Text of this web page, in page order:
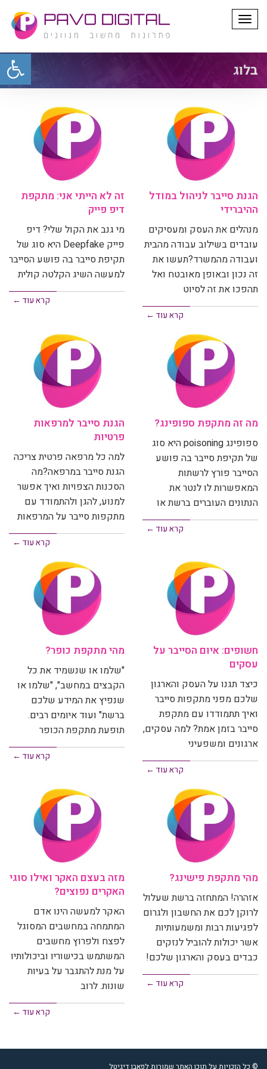
פתח
תפריט
בלוג
הגנת סייבר לניהול במודל
ההיברידי
מנהלים את העסק ומעסיקים
עובדים בשילוב עבודה מהבית
ועבודה מהמשרד?תעשו את
זה נכון ובאופן מאובטח ואל
תהפכו את זה לסיוט
קרא עוד ←
‏זה לא הייתי אני: מתקפת
דיפ פייק
מי גנב את הקול שלי? דיפ
פייק Deepfake היא סוג של
תקיפת סייבר בה פושע הסייבר
למעשה השיג הקלטה קולית
קרא עוד ←
מה זה מתקפת ספופינג?
ספופינג poisoning היא סוג
של תקיפת סייבר בה פושע
הסייבר פורץ לרשתות
המאפשרות לו לנטר את
הנתונים העוברים ברשת או
קרא עוד ←
הגנת סייבר למרפאות
פרטיות
למה כל מרפאה פרטית צריכה
הגנת סייבר במרפאה?מה
הסכנות הצפויות ואיך אפשר
למנוע, להגן ולהתמודד עם
מתקפות סייבר על המרפאות
קרא עוד ←
חשופים: איום הסייבר על
עסקים
כיצד תגנו על העסק והארגון
שלכם מפני מתקפות סייבר
ואיך תתמודדו עם מתקפת
סייבר בזמן אמת? למה עסקים,
ארגונים ומשפעיני
קרא עוד ←
מהי מתקפת כופר?
"שלמו או שנשמיד את כל
הקבצים במחשב", "שלמו או
שנפיץ את המידע שלכם
ברשת" ועוד איומים רבים.
תופעת מתקפת הכופר
קרא עוד ←
מהי מתקפת פישינג?
אזהרה! המתחזה ברשת שעלול
לרוקן לכם את החשבון ולגרום
לפגיעות רבות ומשמעותיות
אשר יכולות להוביל לנזקים
כבדים בעסק והארגון שלכם!
קרא עוד ←
מזה בעצם האקר ואילו סוגי
האקרים נפוצים?
האקר למעשה הינו אדם
המתמחה במחשבים המסוגל
לפצח ולפרוץ מחשבים
המשתמש בכישוריו וביכולותיו
על מנת להתגבר על בעיות
שונות. לרוב
קרא עוד ←
© כל הזכויות על תוכן האתר שמורות לפאבו דיגיטל